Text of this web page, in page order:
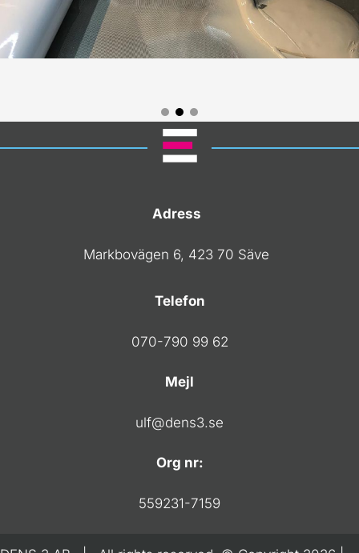
Adress
Markbovägen 6, 423 70 Säve
Telefon
070-790 99 62
Mejl
ulf@dens3.se
Org nr:
559231-7159